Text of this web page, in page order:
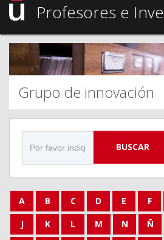
Profesores e
Grupo de innovación
BUSCAR
A B C D E F
J
K L M N Ñ